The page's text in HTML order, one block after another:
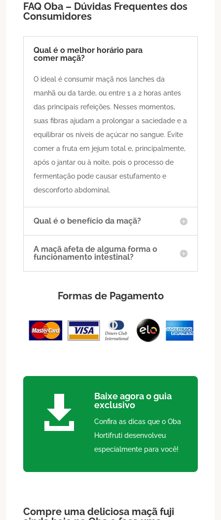
FAQ Oba – Dúvidas Frequentes dos
Consumidores
Qual é o melhor horário para
comer maçã?
O ideal é consumir maçã nos lanches da
manhã ou da tarde, ou entre 1 a 2 horas antes
das principais refeições. Nesses momentos,
suas fibras ajudam a prolongar a saciedade e a
equilibrar os níveis de açúcar no sangue. Evite
comer a fruta em jejum total e, principalmente,
após o jantar ou à noite, pois o processo de
fermentação pode causar estufamento e
desconforto abdominal.
Qual é o benefício da maçã?
A maçã afeta de alguma forma o
funcionamento intestinal?
Formas de Pagamento

Baixe agora o guia
exclusivo
Confira as dicas que o Oba
Hortifruti desenvolveu
especialmente para você!
Compre uma deliciosa maçã fuji